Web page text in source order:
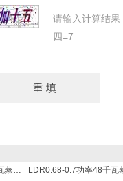
请输入计算结
四=7
LDR0.77-0.7功率54千瓦蒸发量77公斤/小时电热锅炉